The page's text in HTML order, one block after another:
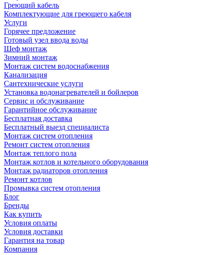
Греющий кабель
Комплектующие для греющего кабеля
Услуги
Горячее предложение
Готовый узел ввода воды
Шеф монтаж
Зимний монтаж
Монтаж систем водоснабжения
Канализация
Сантехнические услуги
Установка водонагревателей и бойлеров
Сервис и обслуживание
Гарантийное обслуживание
Бесплатная доставка
Бесплатный выезд специалиста
Монтаж систем отопления
Ремонт систем отопления
Монтаж теплого пола
Монтаж котлов и котельного оборудования
Монтаж радиаторов отопления
Ремонт котлов
Промывка систем отопления
Блог
Бренды
Как купить
Условия оплаты
Условия доставки
Гарантия на товар
Компания